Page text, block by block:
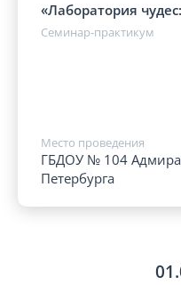
«Лаборатория
Семинар-практикум
Место проведения
ГБДОУ № 104
Петербурга